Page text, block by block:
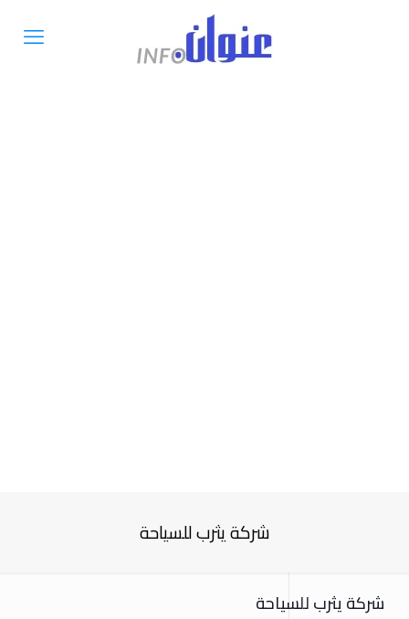
شركة يثرب للسياحة
شركة يثرب للسياحة